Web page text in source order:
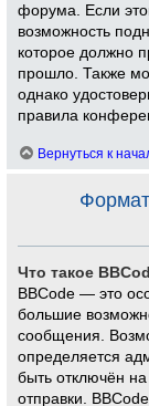
форума. Если
возможность
которое должно
прошло. Также
однако
правила
Вернуться к
Что такое
BBCode — это
большие
сообщения.
определяется
быть отключён
отправки.